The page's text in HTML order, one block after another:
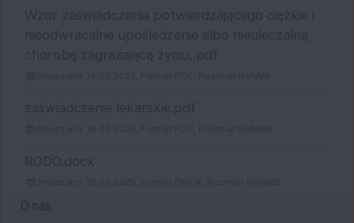
Wzor zaświadczenia potwierdzającego ciężkie i
nieodwracalne upośledzenie albo nieuleczalną
chorobę zagrażającą życiu,.pdf
zaświadczenie lekarskie.pdf
RODO.docx
Menu
O nas